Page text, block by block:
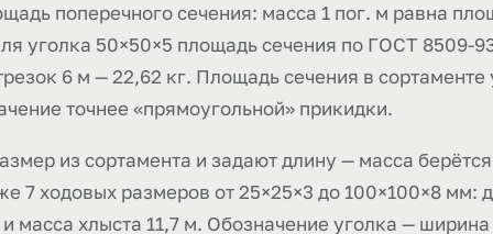
поперечного сечения: масса 1 пог. м равна
уголка 50×50×5 площадь сечения по ГОСТ 8509-
6 м — 22,62 кг. Площадь сечения в
точнее «прямоугольной» прикидки.
из сортамента и задают длину — масса
7 ходовых размеров от 25×25×3 до 100×100×8
масса хлыста 11,7 м. Обозначение уголка —